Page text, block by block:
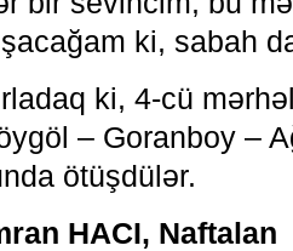
ki, sabah
ki, 4-cü
– Goranboy –
ötüşdülər.
HACI, Naftalan